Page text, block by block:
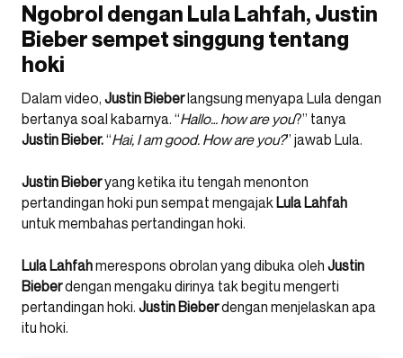
Ngobrol dengan Lula Lahfah, Justin
Bieber sempet singgung tentang
hoki
Dalam video, Justin Bieberlangsung menyapa Lula dengan
bertanya soal kabarnya. “Hallo… how are you?” tanya
Justin Bieber.“Hai, I am good. How are you?” jawab Lula.
Justin Bieberyang ketika itu tengah menonton
pertandingan hoki pun sempat mengajak Lula Lahfah
untuk membahas pertandingan hoki.
Lula Lahfahmerespons obrolan yang dibuka oleh Justin
Bieberdengan mengaku dirinya tak begitu mengerti
pertandingan hoki. Justin Bieberdengan menjelaskan apa
itu hoki.